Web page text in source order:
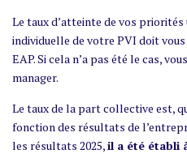
Le taux d’atteinte de vos
individuelle de votre PVI doit
EAP. Si cela n’a pas été le cas,
manager.
Le taux de la part collective est,
fonction des résultats de
les résultats 2025,il a été établi